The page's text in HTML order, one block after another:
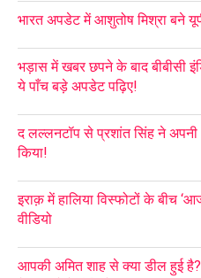
भारत अपडेट में आशुतोष मिश्रा बने
भड़ास में खबर छपने के बाद बीबीसी
ये पाँच बड़े अपडेट पढ़िए!
द लल्लनटॉप से प्रशांत सिंह ने अपनी
किया!
इराक़ में हालिया विस्फोटों के बीच
वीडियो
आपकी अमित शाह से क्या डील हुई